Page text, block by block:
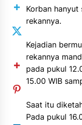
Korban
rekannya.
Kejadian
rekannya
pada pukul
15.00 WIB
Saat itu
Pada pukul